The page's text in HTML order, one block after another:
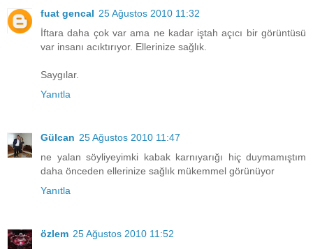
fuat gencal 25 Ağustos 2010 11:32
İftara daha çok var ama ne kadar iştah açıcı bir görüntüsü
var insanı acıktırıyor. Ellerinize sağlık.
Saygılar.
Yanıtla
Gülcan 25 Ağustos 2010 11:47
ne yalan söyliyeyimki kabak karnıyarığı hiç duymamıştım
daha önceden ellerinize sağlık mükemmel görünüyor
Yanıtla
özlem 25 Ağustos 2010 11:52